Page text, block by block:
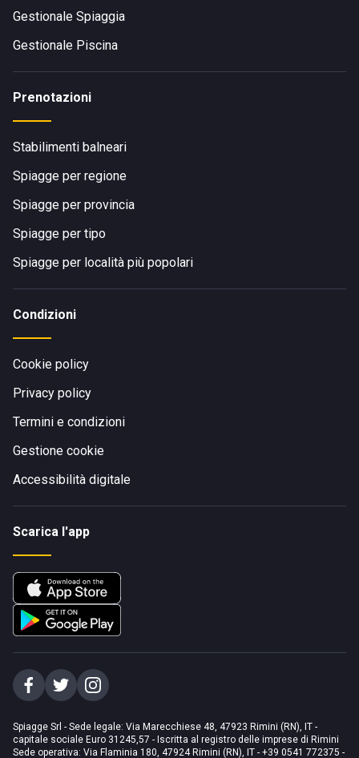
Gestionale Spiaggia
Gestionale Piscina
Prenotazioni
Stabilimenti balneari
Spiagge per regione
Spiagge per provincia
Spiagge per tipo
Spiagge per località più popolari
Condizioni
Cookie policy
Privacy policy
Termini e condizioni
Gestione cookie
Accessibilità digitale
Scarica l'app
Spiagge Srl - Sede legale: Via Marecchiese 48, 47923 Rimini (RN), IT -
capitale sociale Euro 31245,57 - Iscritta al registro delle imprese di Rimini
Sede operativa: Via Flaminia 180, 47924 Rimini (RN), IT - +39 0541 772375 -